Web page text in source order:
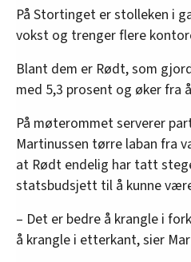
På Stortinget er stolleken i
vokst og trenger flere
Blant dem er Rødt, som
med 5,3 prosent og øker fra
På møterommet serverer
Martinussen tørre laban fra
at Rødt endelig har tatt
statsbudsjett til å kunne
– Det er bedre å krangle i
å krangle i etterkant, sier